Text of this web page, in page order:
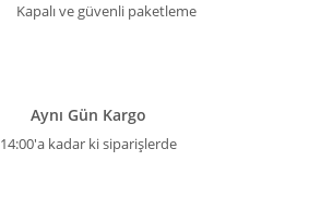
Kapalı ve güvenli paketleme
Aynı Gün Kargo
14:00'a kadar ki siparişlerde